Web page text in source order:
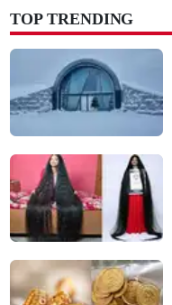
TOP TRENDING